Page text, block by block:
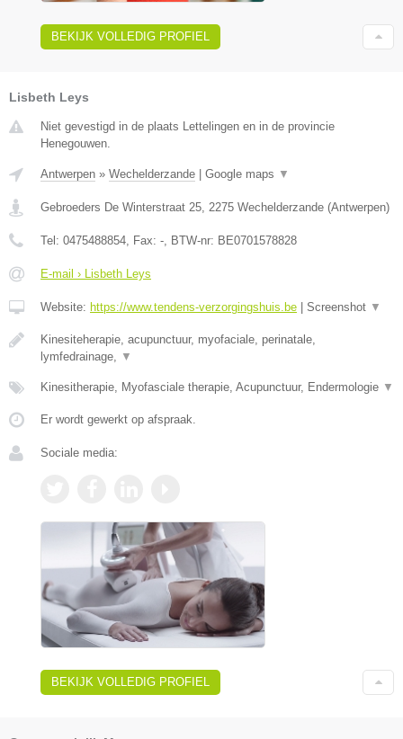
BEKIJK VOLLEDIG PROFIEL
Lisbeth Leys
Niet gevestigd in de plaats Lettelingen en in de provincie
Henegouwen.
Antwerpen » Wechelderzande | Google maps ▼
Gebroeders De Winterstraat 25 2275 Wechelderzande (Antwerpen)
Tel: 0475488854 , Fax: - , BTW-nr: BE0701578828
E-mail › Lisbeth Leys
Website: https://www.tendens-verzorgingshuis.be | Screenshot ▼
Kinesiteherapie, acupunctuur, myofaciale, perinatale,
lymfedrainage,
▼
Kinesitherapie, Myofasciale therapie, Acupunctuur, Endermologie ▼
Er wordt gewerkt op afspraak.
Sociale media:
BEKIJK VOLLEDIG PROFIEL